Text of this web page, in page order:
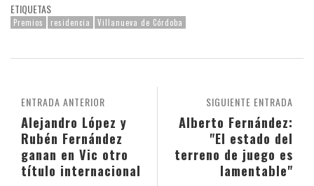
ETIQUETAS
Premios residencia Villanueva de Córdoba
SIGUIENTE ENTRADA
Alberto Fernández:
"El estado del
terreno de juego es
lamentable"
ENTRADA ANTERIOR
Alejandro López y
Rubén Fernández
ganan en Vic otro
título internacional